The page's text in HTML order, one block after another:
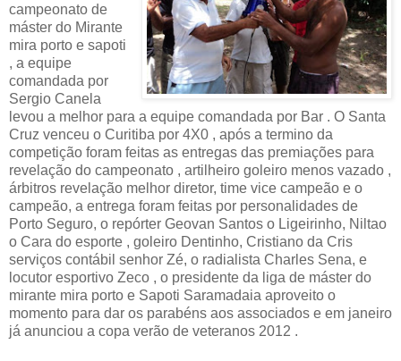
campeonato de
máster do Mirante
mira porto e sapoti
, a equipe
comandada por
Sergio Canela
levou a melhor para a equipe comandada por Bar . O Santa
Cruz venceu o Curitiba por 4X0 , após a termino da
competição foram feitas as entregas das premiações para
revelação do campeonato , artilheiro goleiro menos vazado ,
árbitros revelação melhor diretor, time vice campeão e o
campeão, a entrega foram feitas por personalidades de
Porto Seguro, o repórter Geovan Santos o Ligeirinho, Niltao
o Cara do esporte , goleiro Dentinho, Cristiano da Cris
serviços contábil senhor Zé, o radialista Charles Sena, e
locutor esportivo Zeco , o presidente da liga de máster do
mirante mira porto e Sapoti Saramadaia aproveito o
momento para dar os parabéns aos associados e em janeiro
já anunciou a copa verão de veteranos 2012 .